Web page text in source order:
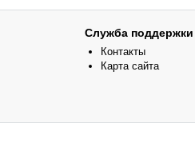
Служба поддержки
Контакты
Карта сайта